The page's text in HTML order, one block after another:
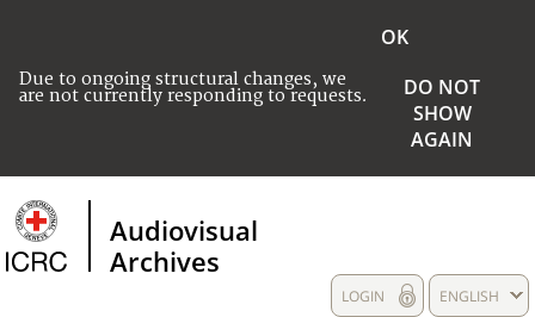
Due to ongoing structural changes, we
are not currently responding to requests.
OK
DO NOT
SHOW
AGAIN
Audiovisual
Archives
ENGLISH
LOGIN